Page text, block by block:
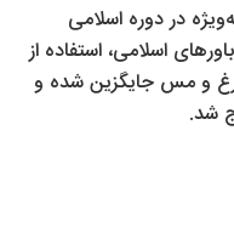
در دوره اسلامی
اسلامی، استفاده از
و مس جایگزین شده و
شد.